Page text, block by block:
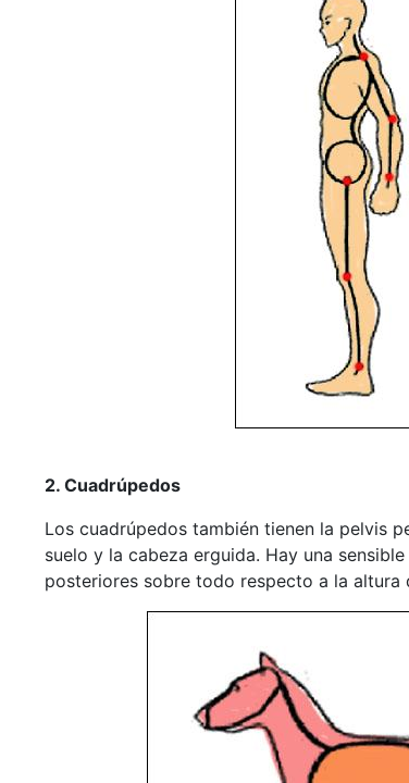
2. Cuadrúpedos
Los cuadrúpedos también tienen la pelvis
suelo y la cabeza erguida. Hay una
posteriores sobre todo respecto a la altura